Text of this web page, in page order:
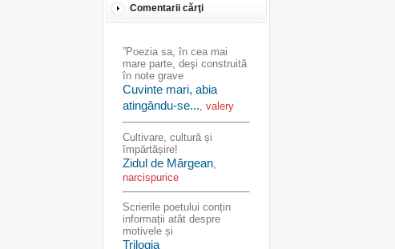
Comentarii cărţi
”Poezia sa, în cea mai
mare parte, deşi construită
în note grave
Cuvinte mari, abia
atingându-se..., valery
Cultivare, cultură și
împărtășire!
Zidul de Mărgean,
narcispurice
Scrierile poetului conțin
informații atât despre
motivele și
Trilogia